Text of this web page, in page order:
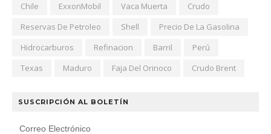
Chile
ExxonMobil Vaca Muerta
Crudo
Reservas De Petroleo
Shell
Precio De La Gasolina
Hidrocarburos
Refinacion Barril
Perú
Texas
Maduro Faja Del Orinoco Crudo Brent
SUSCRIPCIÓN AL BOLETÍN
Correo Electrónico